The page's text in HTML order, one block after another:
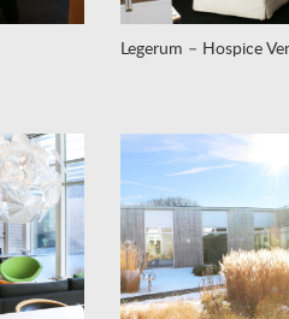
Legerum – Hospice